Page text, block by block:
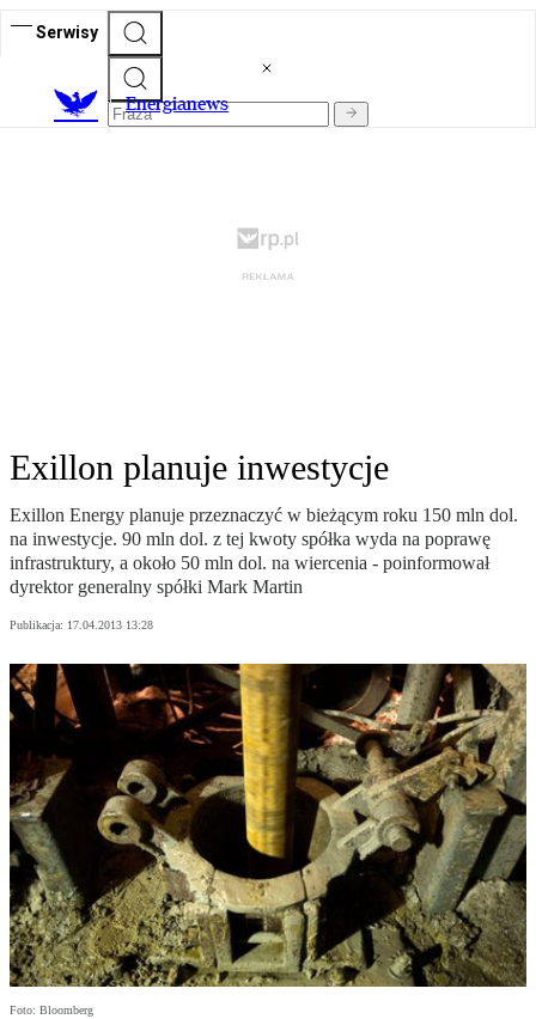
Serwisy
Energianews
Exillon planuje inwestycje
Exillon Energy planuje przeznaczyć w bieżącym roku 150 mln dol.
na inwestycje. 90 mln dol. z tej kwoty spółka wyda na poprawę
infrastruktury, a około 50 mln dol. na wiercenia - poinformował
dyrektor generalny spółki Mark Martin
Publikacja: 17.04.2013 13:28
Foto: Bloomberg